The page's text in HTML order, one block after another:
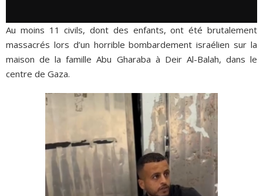
Au moins 11 civils, dont des enfants, ont été brutalement
massacrés lors d’un horrible bombardement israélien sur la
maison de la famille Abu Gharaba à Deir Al-Balah, dans le
centre de Gaza.